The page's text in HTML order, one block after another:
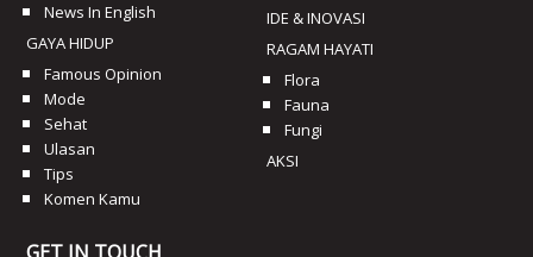
News In English
GAYA HIDUP
Famous Opinion
Mode
Sehat
Ulasan
Tips
Komen Kamu
IDE & INOVASI
RAGAM HAYATI
Flora
Fauna
Fungi
AKSI